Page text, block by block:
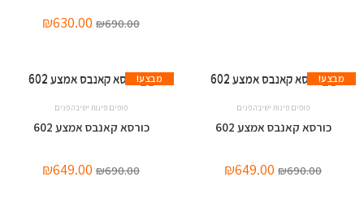
₪690.00
₪630.00
מבצע!
פופים פינות ישיבה פנים
כורסא קאנבס אמצע 602
₪690.00
₪649.00
מבצע!
פופים פינות ישיבה פנים
כורסא קאנבס אמצע 602
₪690.00
₪649.00